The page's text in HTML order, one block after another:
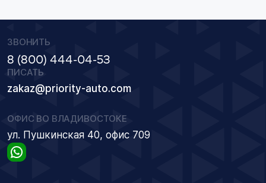
ЗВОНИТЬ
8 (800) 444-04-53
ПИСАТЬ
zakaz@priority-auto.com
ОФИС ВО ВЛАДИВОСТОКЕ
ул. Пушкинская 40, офис 709